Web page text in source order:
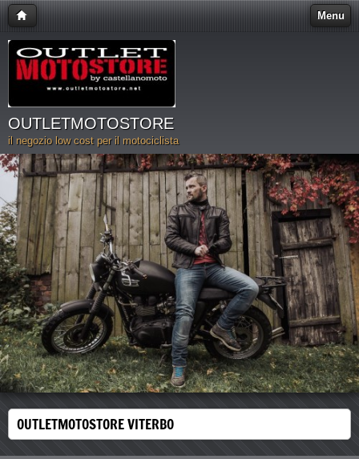
Menu
OUTLETMOTOSTORE
il negozio low cost per il motociclista
OUTLETMOTOSTORE VITERBO